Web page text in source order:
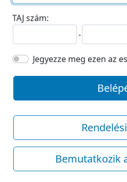
TAJ szám:
-
Jegyezze meg ezen az
Bemutatkozik